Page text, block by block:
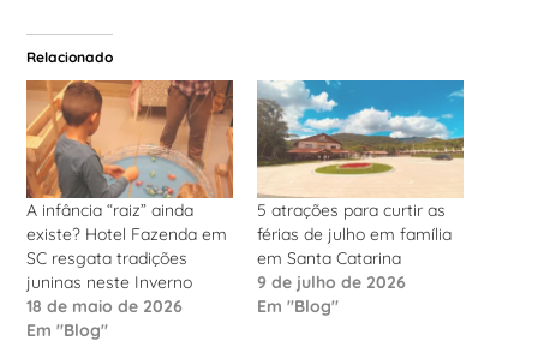
Relacionado
A infância “raiz” ainda
existe? Hotel Fazenda em
SC resgata tradições
juninas neste Inverno
18 de maio de 2026
Em "Blog"
5 atrações para curtir as
férias de julho em família
em Santa Catarina
9 de julho de 2026
Em "Blog"